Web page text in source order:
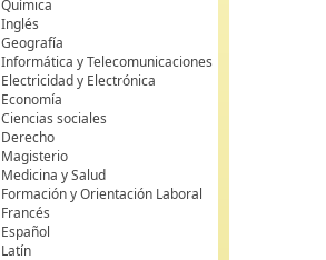
Química
Inglés
Geografía
Informática y Telecomunicaciones
Electricidad y Electrónica
Economía
Ciencias sociales
Derecho
Magisterio
Medicina y Salud
Formación y Orientación Laboral
Francés
Español
Latín